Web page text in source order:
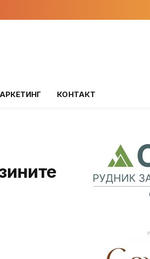
КОНТАКТ